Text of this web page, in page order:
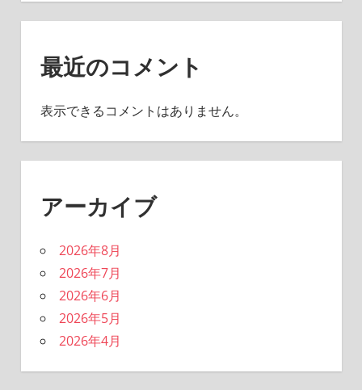
最近のコメント
表示できるコメントはありません。
アーカイブ
2026年8月
2026年7月
2026年6月
2026年5月
2026年4月